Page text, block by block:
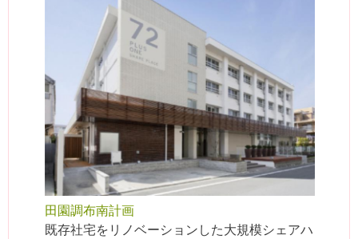
田園調布南計画
既存社宅をリノベーションした大規模シェアハ